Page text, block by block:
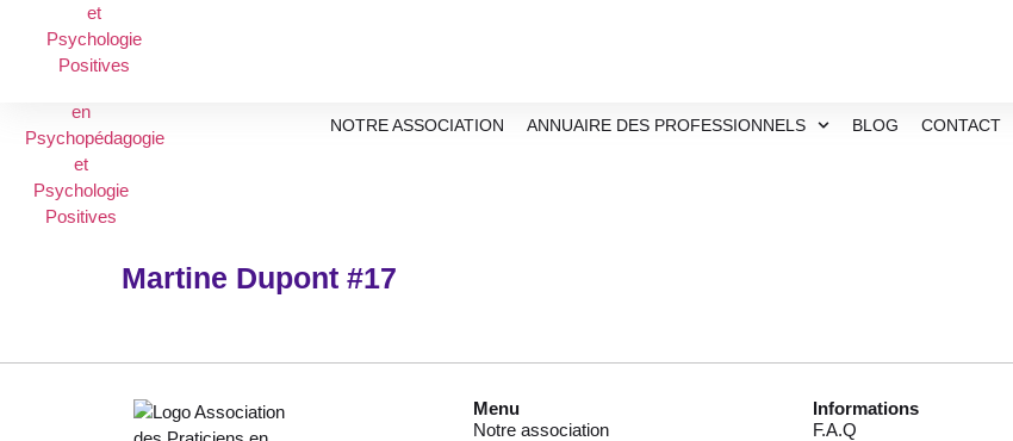
NOTRE ASSOCIATION ANNUAIRE DES PROFESSIONNELS BLOG CONTACT
Martine Dupont #17
Menu
Notre association
Informations
F.A.Q